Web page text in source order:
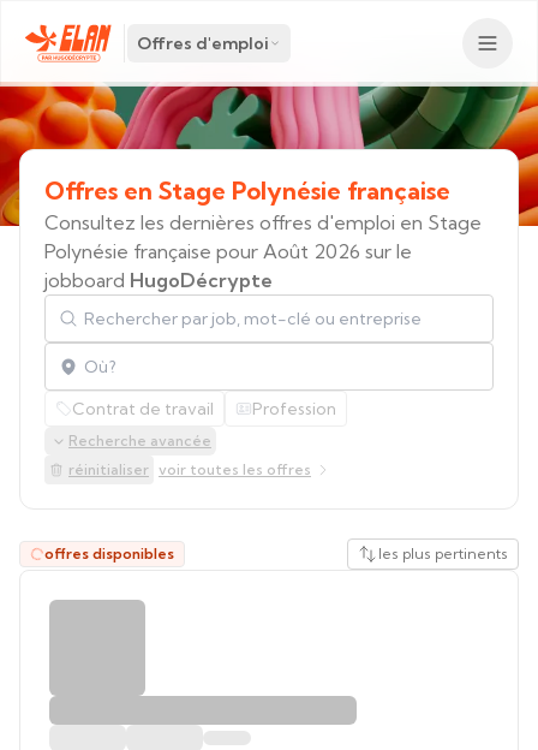
Offres d'emploi
Offres en Stage Polynésie française
Consultez les dernières offres d'emploi en Stage
Polynésie française pour Août 2026 sur le
jobboard HugoDécrypte
Rechercher par job, mot-clé ou entreprise
Localisation
Contrat de travail Profession
Recherche avancée
réinitialiser voir toutes les offres
offres disponibles les plus pertinents